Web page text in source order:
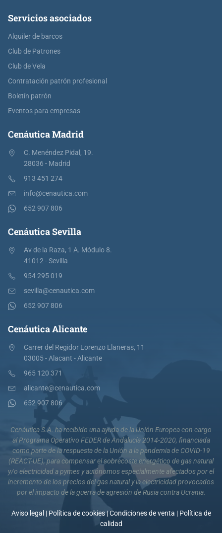
Servicios asociados
Alquiler de barcos
Club de Patrones
Club de Vela
Contratación patrón profesional
Boletín patrón
Eventos para empresas
Cenáutica Madrid
C. Menéndez Pidal, 19.
28036 - Madrid
913 451 274
info@cenautica.com
652 907 806
Cenáutica Sevilla
Av de la Raza, 1 A. Módulo 8.
41012 - Sevilla
954 295 019
sevilla@cenautica.com
652 907 806
Cenáutica Alicante
Carrer del Regidor Lorenzo Llaneras, 11
03005 - Alacant - Alicante
965 120 371
alicante@cenautica.com
652 907 806
Cenáutica S.A. ha recibido una ayuda de la Unión Europea con cargo
al Programa Operativo FEDER de Andalucía 2014-2020, financiada
como parte de la respuesta de la Unión a la pandemia de COVID-19
(REACT-UE), para compensar el sobrecoste energético de gas natural
y/o electricidad a pymes y autónomos especialmente afectados por el
incremento de los precios del gas natural y la electricidad provocados
por el impacto de la guerra de agresión de Rusia contra Ucrania.
Aviso legal| Política de cookies|Condiciones de venta | Política de
calidad